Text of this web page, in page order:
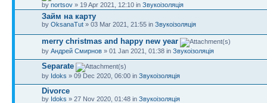
by nortsov » 19 Apr 2021, 12:10 in Звукоізоляція
Займ на карту
by OksanaTut » 03 Mar 2021, 21:55 in Звукоізоляція
merry christmas and happy new year
by Андрей Смирнов » 01 Jan 2021, 01:38 in Звукоізоляція
Separate
by Idoks » 09 Dec 2020, 06:00 in Звукоізоляція
Divorce
by Idoks » 27 Nov 2020, 01:48 in Звукоізоляція